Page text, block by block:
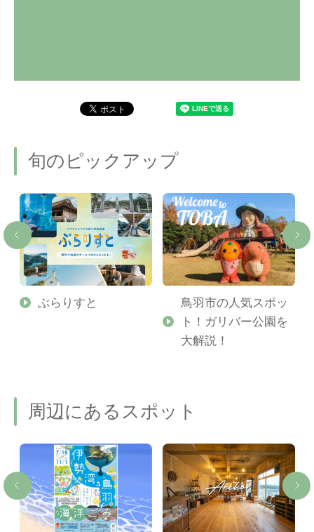
旬のピックアップ
ぶらりすと
鳥羽市の人気スポッ
ト！ガリバー公園を
大解説！
周辺にあるスポット